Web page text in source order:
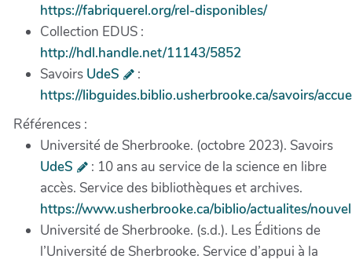
https://fabriquerel.org/rel-disponibles/
Collection EDUS :
http://hdl.handle.net/11143/5852
Savoirs UdeS
:
https://libguides.biblio.usherbrooke.ca/savoirs/
Références :
Université de Sherbrooke. (octobre 2023). Savoirs
UdeS
: 10 ans au service de la science en libre
accès. Service des bibliothèques et archives.
https://www.usherbrooke.ca/biblio/actualites/
Université de Sherbrooke. (s.d.). Les Éditions de
l’Université de Sherbrooke. Service d’appui à la